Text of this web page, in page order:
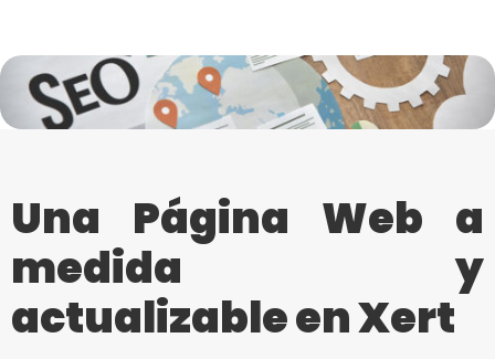
Una Página Web a
medida y
actualizable en Xert